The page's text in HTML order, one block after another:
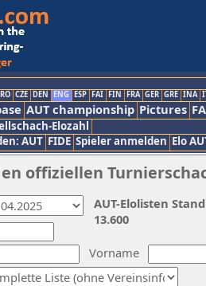
CZE DEN ENG ESP FAI FIN FRA GER GRE INA
AUT championship Pictures
Elozahl
AUT FIDE Spieler anmelden Elo
offiziellen
Vorname
AUT-Elolisten
13.600